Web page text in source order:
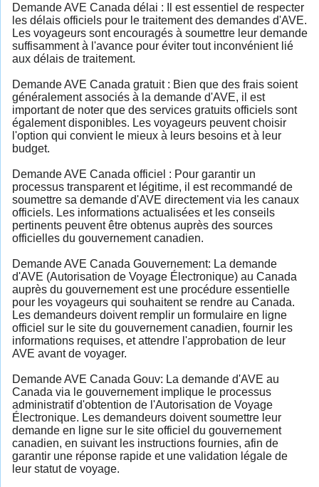
Demande AVE Canada délai : Il est essentiel de respecter
les délais officiels pour le traitement des demandes d'AVE.
Les voyageurs sont encouragés à soumettre leur demande
suffisamment à l'avance pour éviter tout inconvénient lié
aux délais de traitement.
Demande AVE Canada gratuit : Bien que des frais soient
généralement associés à la demande d'AVE, il est
important de noter que des services gratuits officiels sont
également disponibles. Les voyageurs peuvent choisir
l'option qui convient le mieux à leurs besoins et à leur
budget.
Demande AVE Canada officiel : Pour garantir un
processus transparent et légitime, il est recommandé de
soumettre sa demande d'AVE directement via les canaux
officiels. Les informations actualisées et les conseils
pertinents peuvent être obtenus auprès des sources
officielles du gouvernement canadien.
Demande AVE Canada Gouvernement: La demande
d'AVE (Autorisation de Voyage Électronique) au Canada
auprès du gouvernement est une procédure essentielle
pour les voyageurs qui souhaitent se rendre au Canada.
Les demandeurs doivent remplir un formulaire en ligne
officiel sur le site du gouvernement canadien, fournir les
informations requises, et attendre l'approbation de leur
AVE avant de voyager.
Demande AVE Canada Gouv: La demande d'AVE au
Canada via le gouvernement implique le processus
administratif d'obtention de l'Autorisation de Voyage
Électronique. Les demandeurs doivent soumettre leur
demande en ligne sur le site officiel du gouvernement
canadien, en suivant les instructions fournies, afin de
garantir une réponse rapide et une validation légale de
leur statut de voyage.